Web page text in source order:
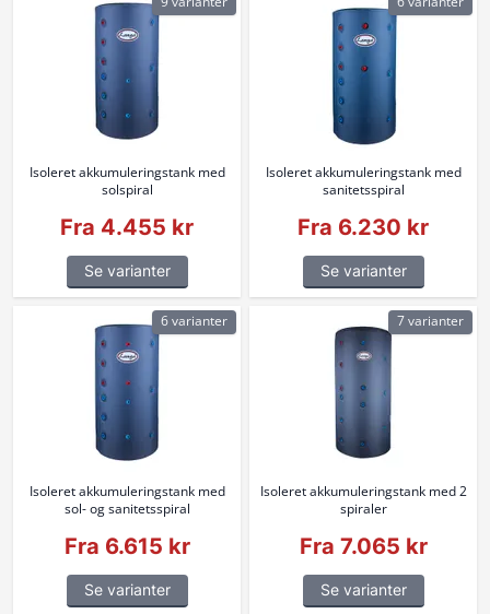
Isoleret akkumuleringstank med
solspiral
Fra 4.455 kr
Se varianter
Isoleret akkumuleringstank med
sanitetsspiral
Fra 6.230 kr
Se varianter
Isoleret akkumuleringstank med
sol- og sanitetsspiral
Fra 6.615 kr
Se varianter
6 varianter
Isoleret akkumuleringstank med 2
spiraler
Fra 7.065 kr
Se varianter
7 varianter